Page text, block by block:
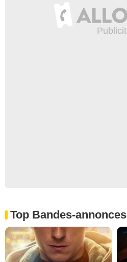
Top Bandes-annonces